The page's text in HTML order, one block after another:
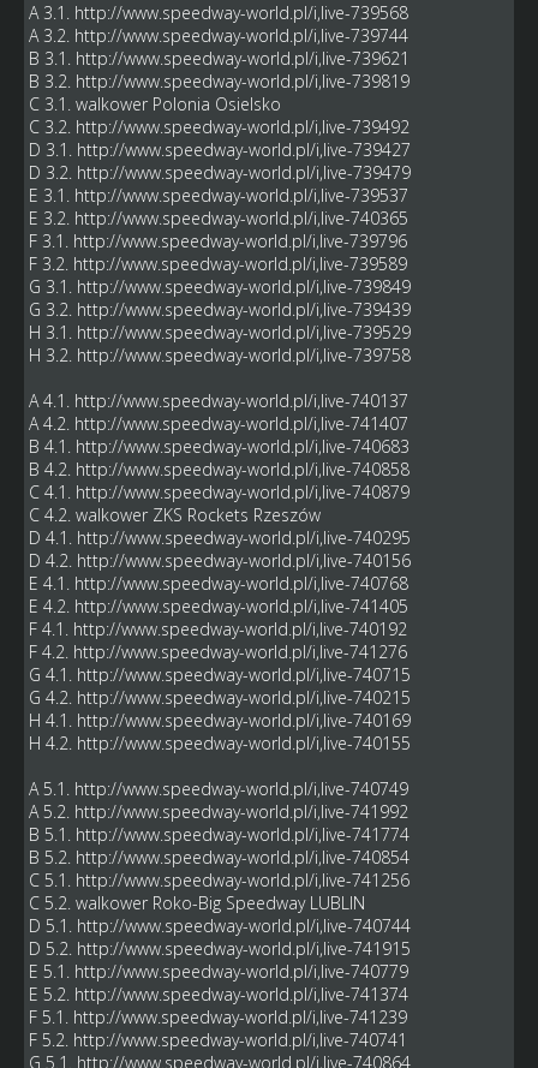
A 3.1. http://www.speedway-world.pl/i,live-739568
A 3.2. http://www.speedway-world.pl/i,live-739744
B 3.1. http://www.speedway-world.pl/i,live-739621
B 3.2. http://www.speedway-world.pl/i,live-739819
C 3.1. walkower Polonia Osielsko
C 3.2. http://www.speedway-world.pl/i,live-739492
D 3.1. http://www.speedway-world.pl/i,live-739427
D 3.2. http://www.speedway-world.pl/i,live-739479
E 3.1. http://www.speedway-world.pl/i,live-739537
E 3.2. http://www.speedway-world.pl/i,live-740365
F 3.1. http://www.speedway-world.pl/i,live-739796
F 3.2. http://www.speedway-world.pl/i,live-739589
G 3.1. http://www.speedway-world.pl/i,live-739849
G 3.2. http://www.speedway-world.pl/i,live-739439
H 3.1. http://www.speedway-world.pl/i,live-739529
H 3.2. http://www.speedway-world.pl/i,live-739758
A 4.1. http://www.speedway-world.pl/i,live-740137
A 4.2. http://www.speedway-world.pl/i,live-741407
B 4.1. http://www.speedway-world.pl/i,live-740683
B 4.2. http://www.speedway-world.pl/i,live-740858
C 4.1. http://www.speedway-world.pl/i,live-740879
C 4.2. walkower ZKS Rockets Rzeszów
D 4.1. http://www.speedway-world.pl/i,live-740295
D 4.2. http://www.speedway-world.pl/i,live-740156
E 4.1. http://www.speedway-world.pl/i,live-740768
E 4.2. http://www.speedway-world.pl/i,live-741405
F 4.1. http://www.speedway-world.pl/i,live-740192
F 4.2. http://www.speedway-world.pl/i,live-741276
G 4.1. http://www.speedway-world.pl/i,live-740715
G 4.2. http://www.speedway-world.pl/i,live-740215
H 4.1. http://www.speedway-world.pl/i,live-740169
H 4.2. http://www.speedway-world.pl/i,live-740155
A 5.1. http://www.speedway-world.pl/i,live-740749
A 5.2. http://www.speedway-world.pl/i,live-741992
B 5.1. http://www.speedway-world.pl/i,live-741774
B 5.2. http://www.speedway-world.pl/i,live-740854
C 5.1. http://www.speedway-world.pl/i,live-741256
C 5.2. walkower Roko-Big Speedway LUBLIN
D 5.1. http://www.speedway-world.pl/i,live-740744
D 5.2. http://www.speedway-world.pl/i,live-741915
E 5.1. http://www.speedway-world.pl/i,live-740779
E 5.2. http://www.speedway-world.pl/i,live-741374
F 5.1. http://www.speedway-world.pl/i,live-741239
F 5.2. http://www.speedway-world.pl/i,live-740741
G 5.1. http://www.speedway-world.pl/i,live-740864